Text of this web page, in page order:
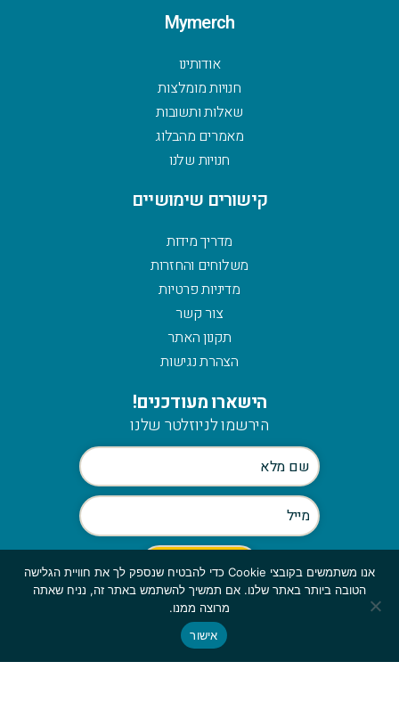
Mymerch
אודותינו
חנויות מומלצות
שאלות ותשובות
מאמרים מהבלוג
חנויות שלנו
קישורים שימושיים
מדריך מידות
משלוחים והחזרות
מדיניות פרטיות
צור קשר
תקנון האתר
הצהרת נגישות
הישארו מעודכנים!
הירשמו לניוזלטר שלנו
Scroll
to
top
אנו משתמשים בקובצי Cookie כדי להבטיח שנספק לך את חוויית הגלישה
הטובה ביותר באתר שלנו. אם תמשיך להשתמש באתר זה, נניח שאתה
מרוצה ממנו.
אישור